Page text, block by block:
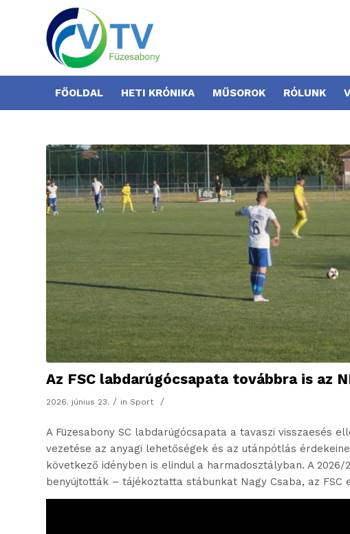
FŐOLDAL HETI KRÓNIKA MŰSOROK RÓLUNK
Az FSC labdarúgócsapata továbbra is az
2026. június 23. / in Sport /
A Füzesabony SC labdarúgócsapata a tavaszi visszaesés
vezetése az anyagi lehetőségek és az utánpótlás
következő idényben is elindul a harmadosztályban. A
benyújtották – tájékoztatta stábunkat Nagy Csaba, az FSC